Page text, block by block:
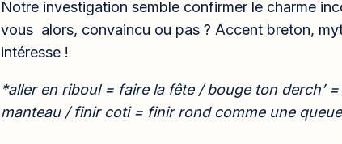
Notre investigation semble confirmer le charme
vous alors, convaincu ou pas ? Accent breton,
intéresse !
*aller en riboul = faire la fête / bouge ton derch’
manteau / finir coti = finir rond comme une